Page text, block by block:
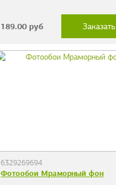
189.00 руб Заказать
6329269694
Фотообои Мраморный фон